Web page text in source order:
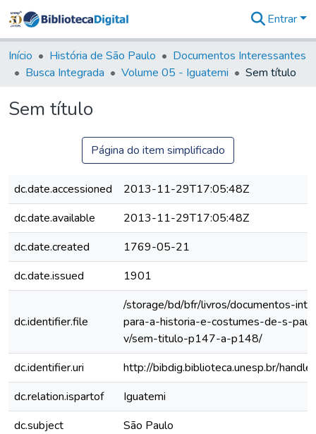
&
Coleções
Tudo na
Entrar
Início História de São Paulo
Documentos Interessantes
Busca Integrada
Volume 05 - Iguatemi Sem título
Sem título
Página do item simplificado
dc.date.accessioned
2013-11-29T17:05:48Z
dc.date.available
2013-11-29T17:05:48Z
dc.date.created
1769-05-21
dc.date.issued
1901
dc.identifier.file
/storage/bd/bfr/livros/documentos-
para-a-historia-e-costumes-de-s-
v/sem-titulo-p147-a-p148/
dc.identifier.uri
http://bibdig.biblioteca.unesp.br/
dc.relation.ispartof
Iguatemi
dc.subject
São Paulo